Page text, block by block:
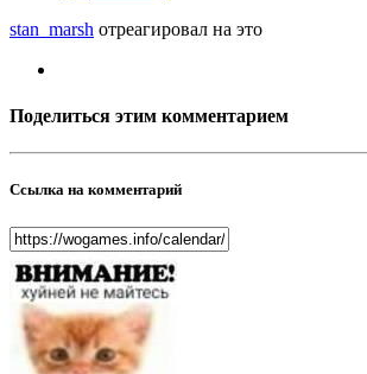
stan_marsh отреагировал на это
Поделиться этим комментарием
Ссылка на комментарий